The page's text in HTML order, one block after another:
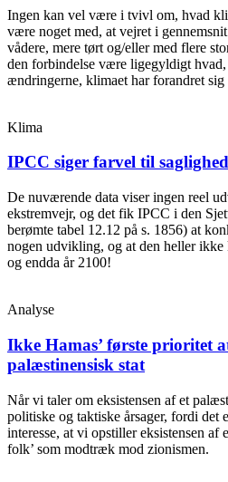
Ingen kan vel være i tvivl om, hvad
være noget med, at vejret i
vådere, mere tørt og/eller med flere
den forbindelse være ligegyldigt
ændringerne, klimaet har forandret sig
Klima
IPCC siger farvel til
De nuværende data viser ingen reel
ekstremvejr, og det fik IPCC i den
berømte tabel 12.12 på s. 1856) at
nogen udvikling, og at den heller
og endda år 2100!
Analyse
Ikke Hamas’ første prioritet
palæstinensisk stat
Når vi taler om eksistensen af et
politiske og taktiske årsager, fordi det
interesse, at vi opstiller eksistensen af
folk’ som modtræk mod zionismen.